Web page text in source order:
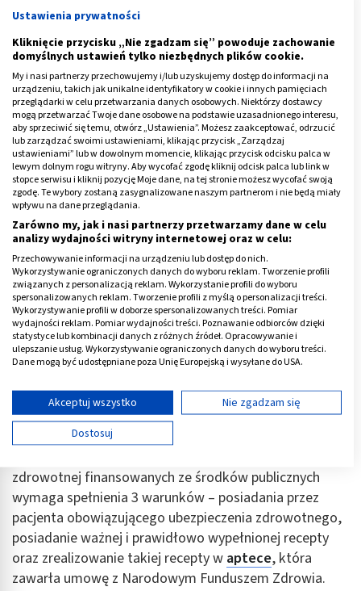
bezpłatnej – do limitu finansowania,
za odpłatnością ryczałtową,
za odpłatnością 30proc.limitu finansowania,
za odpłatnością 50proc.limitu finansowania.
Minister Zdrowia dokonuje kwalifikacji do odpowiedniej
płatności. Limit finansowania to cena leku,
obowiązująca do określonej w wykazie odpłatności.
Odpłatność ryczałtowa wynosi 3,20 zł za jedno
opakowanie (art.6 ust.6 ustawy). Jeżeli cena detaliczna
leku (wskazana w wykazie), wydawanego pacjentom w
ramach zakupu ryczałtowego wynosi 120 zł., a
wysokość limitu finansowania określono na 99 zł,
pacjent zapłaci cenę według następującego schematu:
(120 – 99) + 3,20 = 24,20 zł.
Receptauprawniająca do zakupu leku refundowanego
(z odpowiednią odpłatnością) musi być zaopatrzona w
(poradni, przychodni czy szpitala), lekarza
wystawiającego receptę, pacjenta oraz informacje
dotyczące przepisywanych leków. Uzyskanie refundacji
zdrowotnej finansowanych ze środków publicznych
wymaga spełnienia 3 warunków – posiadania przez
pacjenta obowiązującego ubezpieczenia zdrowotnego,
posiadanie ważnej i prawidłowo wypełnionej recepty
oraz zrealizowanie takiej recepty w aptece, która
zawarła umowę z Narodowym Funduszem Zdrowia.
Ustawienia prywatności
Kliknięcie przycisku „Nie zgadzam się” powoduje zachowanie
domyślnych ustawień tylko niezbędnych plików cookie.
My i nasi partnerzy przechowujemy i/lub uzyskujemy dostęp do informacji na
urządzeniu, takich jak unikalne identyfikatory w cookie i innych pamięciach
przeglądarki w celu przetwarzania danych osobowych. Niektórzy dostawcy
mogą przetwarzać Twoje dane osobowe na podstawie uzasadnionego interesu,
aby sprzeciwić się temu, otwórz „Ustawienia”. Możesz zaakceptować, odrzucić
lub zarządzać swoimi ustawieniami, klikając przycisk „Zarządzaj
ustawieniami” lub w dowolnym momencie, klikając przycisk odcisku palca w
lewym dolnym rogu witryny. Aby wycofać zgodę kliknij odcisk palca lub link w
stopce serwisu i kliknij pozycję Moje dane, na tej stronie możesz wycofać swoją
zgodę. Te wybory zostaną zasygnalizowane naszym partnerom i nie będą miały
wpływu na dane przeglądania.
Zarówno my, jak i nasi partnerzy przetwarzamy dane w celu
analizy wydajności witryny internetowej oraz w celu:
Przechowywanie informacji na urządzeniu lub dostęp do nich.
Wykorzystywanie ograniczonych danych do wyboru reklam. Tworzenie profili
związanych z personalizacją reklam. Wykorzystanie profili do wyboru
spersonalizowanych reklam. Tworzenie profili z myślą o personalizacji treści.
Wykorzystywanie profili w doborze spersonalizowanych treści. Pomiar
wydajności reklam. Pomiar wydajności treści. Poznawanie odbiorców dzięki
statystyce lub kombinacji danych z różnych źródeł. Opracowywanie i
ulepszanie usług. Wykorzystywanie ograniczonych danych do wyboru treści.
Dane mogą być udostępniane poza Unię Europejską i wysyłane do USA.
Wyświetl listę partnerów (11 dostawców IAB)
Używamy Twoich danych w następujących celach:
Cele przetwarzania IAB:
Przechowywanie informacji na urządzeniu lub
dostęp do nich
Wykorzystywanie ograniczonych danych do
wyboru reklam
Tworzenie profili w celu spersonalizowanych
reklam
Akceptuj wszystko
Nie zgadzam się
Dostosuj